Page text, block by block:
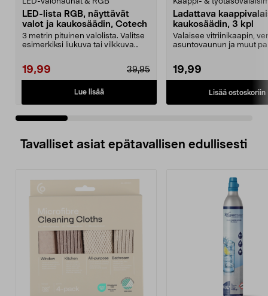
LED-lista RGB, näyttävät
valot ja kaukosäädin, Cotech
3 metrin pituinen valolista. Valitse
esimerkiksi liukuva tai vilkkuva
19,99 39,95
Lue lisää
Ladattava
kaukosäädin, 3 kpl
Valaisee vitriinikaapin,
asuntovaunun ja muut
19,99
Lisää ostoskoriin
Tavalliset asiat epätavallisen edullisesti